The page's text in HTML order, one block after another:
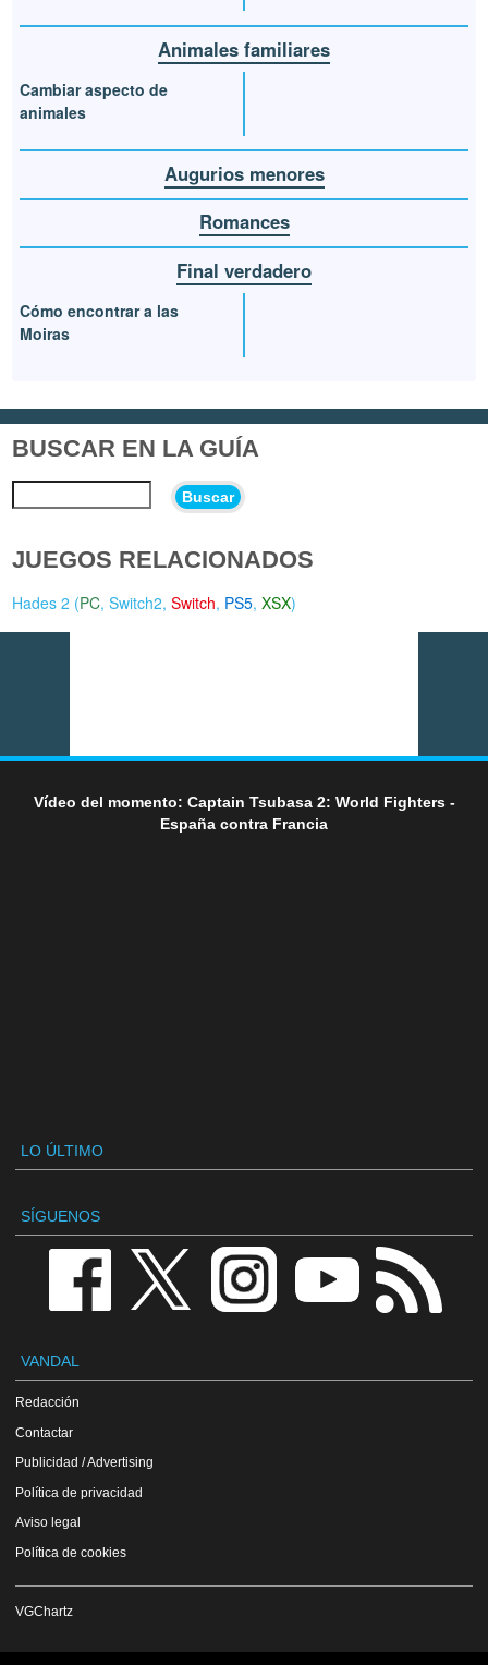
Animales familiares
Cambiar aspecto de
animales
Augurios menores
Romances
Final verdadero
Cómo encontrar a las
Moiras
BUSCAR EN LA GUÍA
Buscar
JUEGOS RELACIONADOS
Hades 2 (PC,Switch2,Switch, PS5,XSX)
Vídeo del momento: Captain Tsubasa 2: World Fighters -
España contra Francia
LO ÚLTIMO
SÍGUENOS
VANDAL
Redacción
Contactar
Publicidad / Advertising
Política de privacidad
Aviso legal
Política de cookies
VGChartz